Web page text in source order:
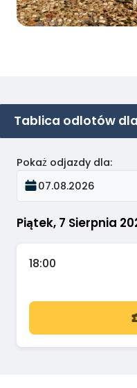
Tablica odlotów
Piątek, 7 Sierpnia
Pokaż odjazdy dla:
07.08.2026
18:00